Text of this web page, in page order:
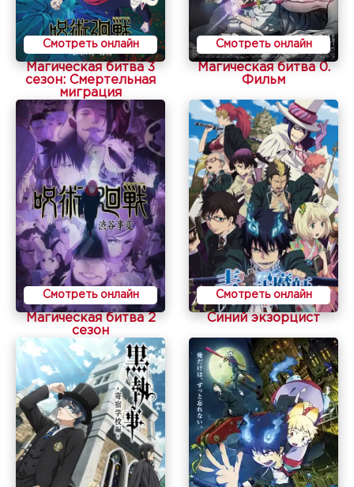
Смотреть онлайн
Магическая битва 3
сезон: Смертельная
миграция
Смотреть онлайн
Магическая битва 0.
Фильм
Смотреть онлайн
Магическая битва 2
сезон
Смотреть онлайн
Синий экзорцист